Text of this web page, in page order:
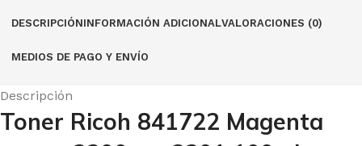
DESCRIPCIÓNINFORMACIÓN ADICIONALVALORACIONES (0)
MEDIOS DE PAGO Y ENVÍO
Descripción
Toner Ricoh 841722 Magenta